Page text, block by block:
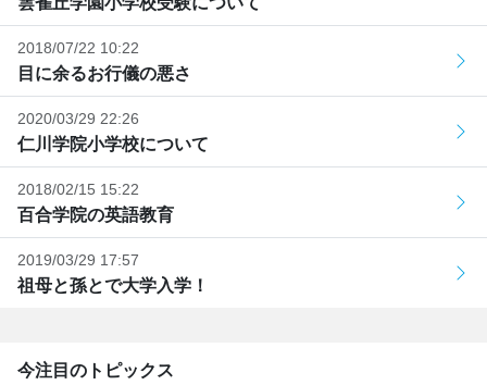
2018/07/22 10:22
目に余るお行儀の悪さ
2020/03/29 22:26
仁川学院小学校について
2018/02/15 15:22
百合学院の英語教育
2019/03/29 17:57
祖母と孫とで大学入学！
今注目のトピックス